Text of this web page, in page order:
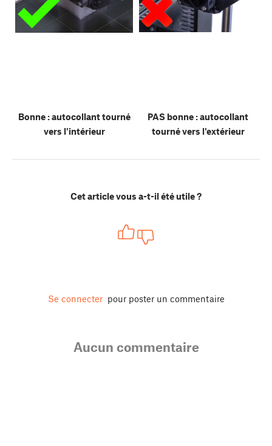
Bonne : autocollant tourné
vers l'intérieur
PAS bonne : autocollant
tourné vers l'extérieur
Cet article vous a-t-il été utile ?
Se connecter pour poster un commentaire
Aucun commentaire